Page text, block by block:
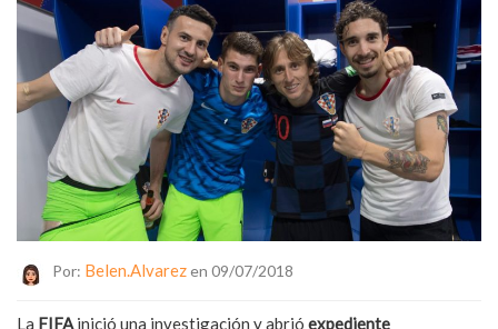
Por: Belen.alvarezen 09/07/2018
La FIFAinició una investigación y abrió expediente